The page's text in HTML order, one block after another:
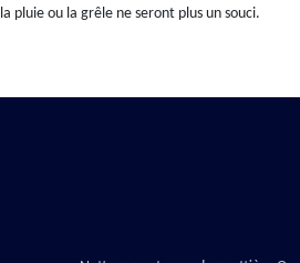
la pluie ou la grêle ne seront plus un souci.